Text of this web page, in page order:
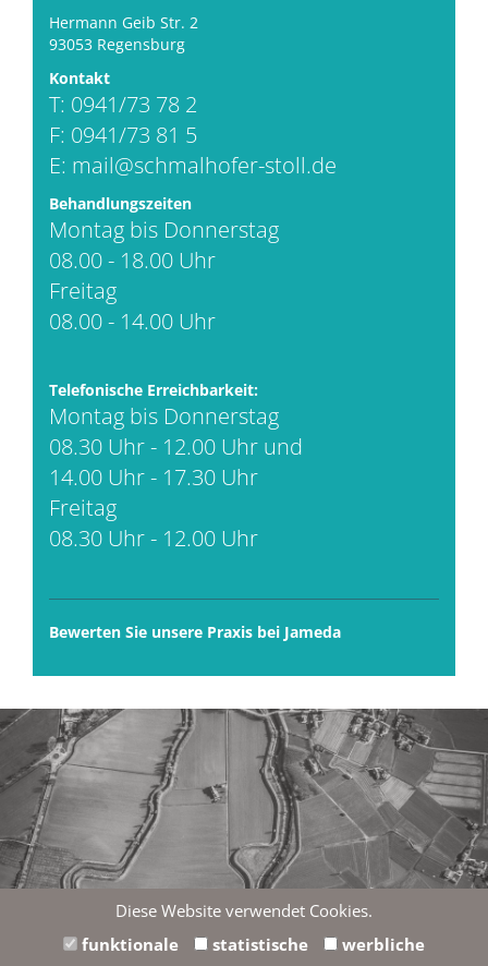
Hermann Geib Str. 2
93053 Regensburg
Kontakt
T: 0941/73 78 2
F: 0941/73 81 5
E: mail@schmalhofer-stoll.de
Behandlungszeiten
Montag bis Donnerstag
08.00 - 18.00 Uhr
Freitag
08.00 - 14.00 Uhr
Telefonische Erreichbarkeit:
Montag bis Donnerstag
08.30 Uhr - 12.00 Uhr und
14.00 Uhr - 17.30 Uhr
Freitag
08.30 Uhr - 12.00 Uhr
Bewerten Sie unsere Praxis bei Jameda
Wir möchten Ihnen hier eine externe Karte von Google
Diese Website verwendet Cookies.
funktionale
statistische werbliche